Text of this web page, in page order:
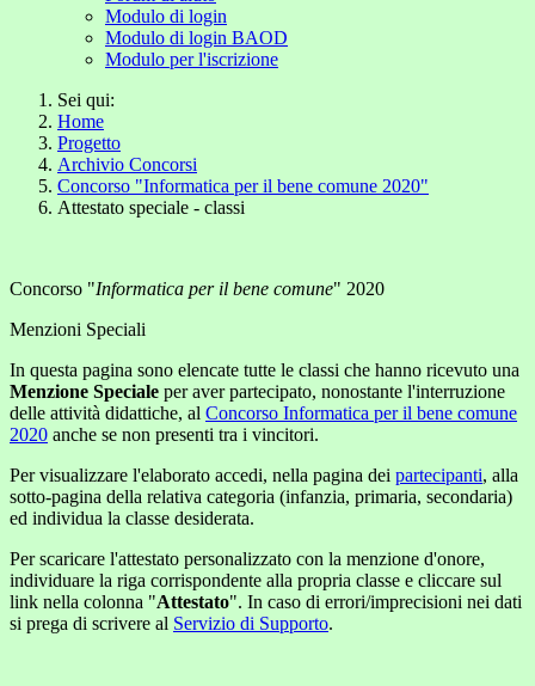
Modulo di login
Modulo di login BAOD
Modulo per l'iscrizione
Sei qui:
Home
Progetto
Archivio Concorsi
Concorso "Informatica per il bene comune 2020"
Attestato speciale - classi
Concorso "Informatica per il bene comune" 2020
Menzioni Speciali
In questa pagina sono elencate tutte le classi che hanno ricevuto una
Menzione Speciale per aver partecipato, nonostante l'interruzione
delle attività didattiche, al Concorso Informatica per il bene comune
2020 anche se non presenti tra i vincitori.
Per visualizzare l'elaborato accedi, nella pagina dei partecipanti, alla
sotto-pagina della relativa categoria (infanzia, primaria, secondaria)
ed individua la classe desiderata.
Per scaricare l'attestato personalizzato con la menzione d'onore,
individuare la riga corrispondente alla propria classe e cliccare sul
link nella colonna "Attestato". In caso di errori/imprecisioni nei dati
si prega di scrivere al Servizio di Supporto.